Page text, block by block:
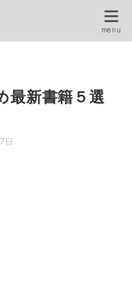
最新書籍５選
日